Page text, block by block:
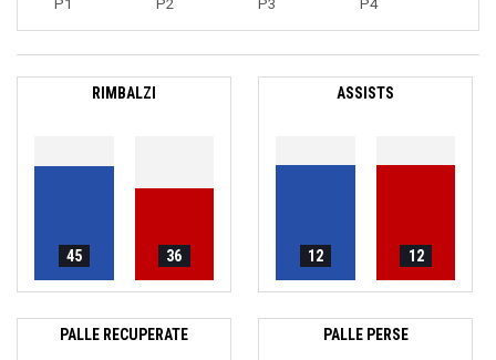
P1 P2 P3 P4
RIMBALZI
45 36
ASSISTS
12 12
PALLE RECUPERATE PALLE PERSE